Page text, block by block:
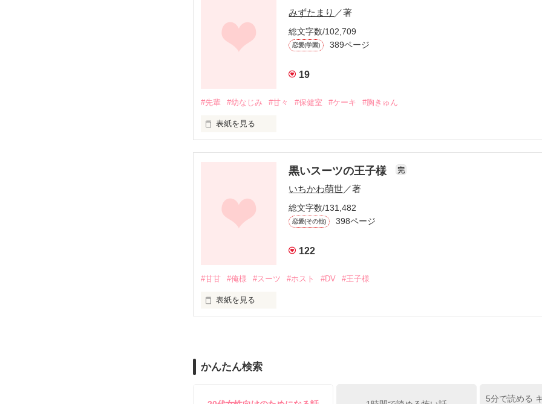
幼い頃から家が隣同士で
幼なじみだった翔と加奈子。
しかし翔は、なぜか加奈子にだけ冷たく接し
どうしてそんなことをするのか分からない加奈子は
そんな翔に戸惑い、苦手意識を持ち始める。
そうして迎えた【修学旅行】
これ以上傷つきたくない加奈子は
なるべく翔と関わらないよう、避けて過ごそうとするものの
夜の宿泊先で、加奈子はとつぜん翔に呼び出されて……?!
「んっ…！」
×
みずたまり ／著
総文字数/102,709
恋愛(学園) 389ページ
19
#先輩 #幼なじみ #甘々 #保健室 #ケーキ #胸きゅん
表紙を見る
‡*………*∞*………*‡
「あの、先輩…」
「あの、何で私が寝てたベッドに先輩が……？？」
* ･ * ･ * ･ *
黒いスーツの王子様 完
いちかわ萌世／著
総文字数/131,482
恋愛(その他) 398ページ
122
#甘甘 #俺様 #スーツ #ホスト #DV #王子様
表紙を見る
そんなあたしを救ってくれた
かんたん検索
5分で読める